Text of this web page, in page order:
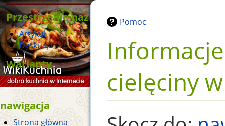
Pomoc
cielęciny
Przestrzenie nazw
Artykuł
Dyskusja
Warianty
nawigacja
Strona główna